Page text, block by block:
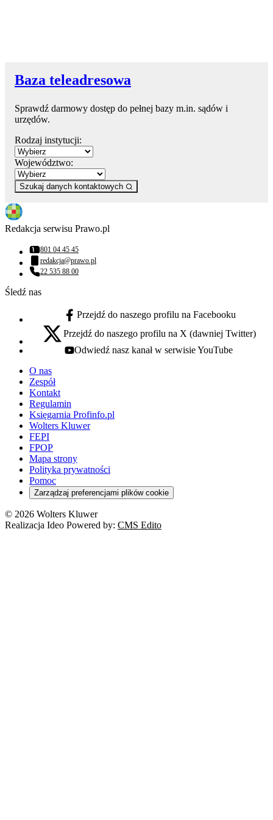
Baza teleadresowa
Sprawdź darmowy dostęp do pełnej bazy m.in. sądów i
urzędów.
Rodzaj instytucji:
Województwo:
Szukaj danych kontaktowych
Redakcja serwisu Prawo.pl
Numer telefonu:
801 04 45 45
Adres email:
redakcja@prawo.pl
Numer telefonu:
22 535 88 00
Śledź nas
facebook - otwiera się w nowej karcie
Przejdź do naszego profilu na Facebooku
x - otwiera się w nowej karcie
Przejdź do naszego profilu na X (dawniej Twitter)
youtube - otwiera się w nowej karcie
Odwiedź nasz kanał w serwisie YouTube
O nas
Zespół
Kontakt
Regulamin
Księgarnia Profinfo.pl
Wolters Kluwer
FEPI
FPOP
Mapa strony
Polityka prywatności
Pomoc
Zarządzaj preferencjami plików cookie
© 2026 Wolters Kluwer
Realizacja Ideo Powered by: CMS Edito